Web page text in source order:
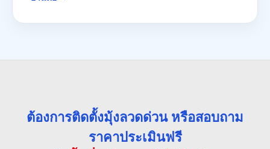
ต้องการติดตั้งมุ้งลวดด่วน หรือสอบถาม
ราคาประเมินฟรี